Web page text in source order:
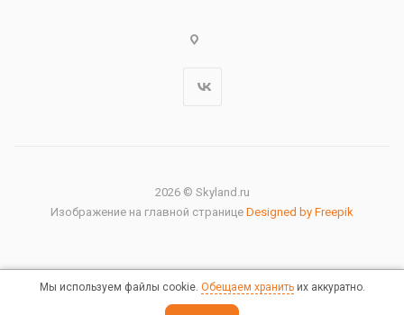
2026 © Skyland.ru
Изображение на главной странице Designed by Freepik
Правовая информация
Мы используем файлы cookie. Обещаем хранитьих аккуратно.